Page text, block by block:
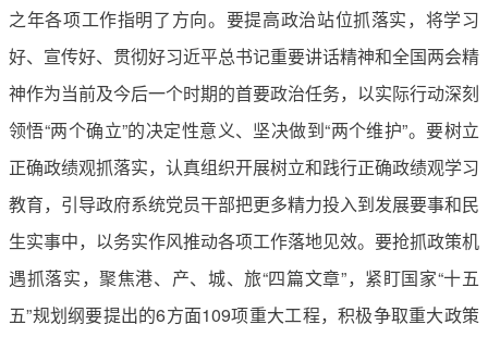
之年各项工作指明了方向。要提高政治站位抓落实，将学习
好、宣传好、贯彻好习近平总书记重要讲话精神和全国两会精
神作为当前及今后一个时期的首要政治任务，以实际行动深刻
领悟“两个确立”的决定性意义、坚决做到“两个维护”。要树立
正确政绩观抓落实，认真组织开展树立和践行正确政绩观学习
教育，引导政府系统党员干部把更多精力投入到发展要事和民
生实事中，以务实作风推动各项工作落地见效。要抢抓政策机
遇抓落实，聚焦港、产、城、旅“四篇文章”，紧盯国家“十五
五”规划纲要提出的6方面109项重大工程，积极争取重大政策